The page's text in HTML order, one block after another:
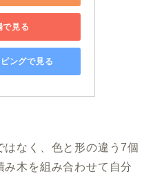
で見る
ングで見る
なく、色と形の違う7個
木を組み合わせて自分